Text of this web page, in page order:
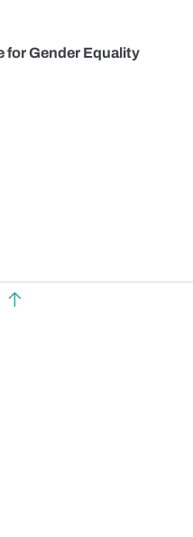
Gender Equality